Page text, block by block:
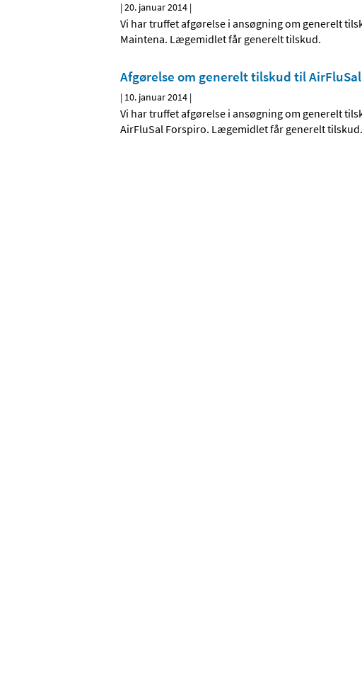
|20. januar 2014 |
Vi har truffet afgørelse i ansøgning om generelt
Maintena. Lægemidlet får generelt tilskud.
Afgørelse om generelt tilskud til
| 10. januar 2014 |
Vi har truffet afgørelse i ansøgning om generelt
AirFluSal Forspiro. Lægemidlet får generelt